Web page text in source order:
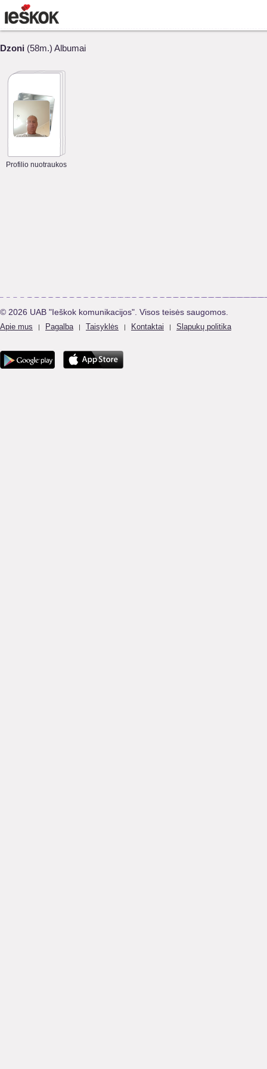
Dzoni (58m.) Albumai
Profilio nuotraukos
© 2026 UAB "Ieškok komunikacijos". Visos teisės saugomos.
Apie mus | Pagalba | Taisyklės | Kontaktai | Slapukų politika